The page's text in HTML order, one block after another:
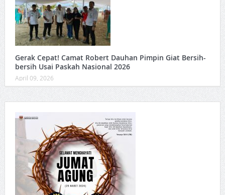
Gerak Cepat! Camat Robert Dauhan Pimpin Giat Bersih-
bersih Usai Paskah Nasional 2026
April 09, 2026